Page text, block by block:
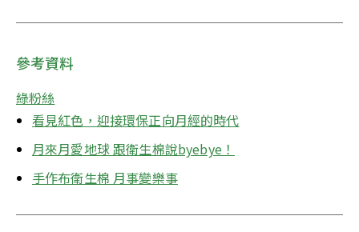
參考資料
綠粉絲
看見紅色，迎接環保正向月經的時代
月來月愛地球 跟衛生棉說byebye！
手作布衛生棉 月事變樂事